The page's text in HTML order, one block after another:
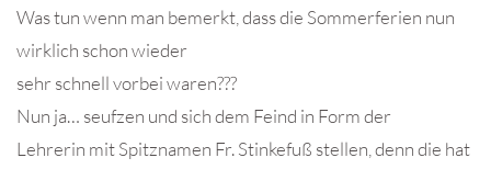
Was tun wenn man bemerkt, dass die Sommerferien nun
wirklich schon wieder
sehr schnell vorbei waren???
Nun ja… seufzen und sich dem Feind in Form der
Lehrerin mit Spitznamen Fr. Stinkefuß stellen, denn die hat